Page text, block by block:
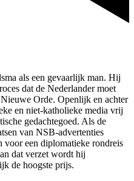
als een gevaarlijk man. Hij
dat de Nederlander moet
Orde. Openlijk en achter
en niet-katholieke media vrij
gedachtegoed. Als de
van NSB-advertenties
voor een diplomatieke rondreis
dat verzet wordt hij
de hoogste prijs.